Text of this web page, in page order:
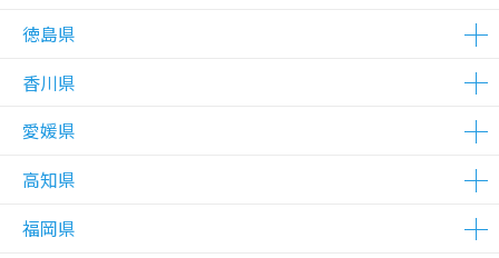
△在庫わずか
△在庫わずか
△在庫わずか
△在庫わずか
△在庫わずか
△在庫わずか
△在庫わずか
△在庫わずか
徳島県
△在庫わずか
△在庫わずか
香川県
△在庫わずか
△在庫わずか
△在庫わずか
愛媛県
△在庫わずか
△在庫わずか
高知県
福岡県